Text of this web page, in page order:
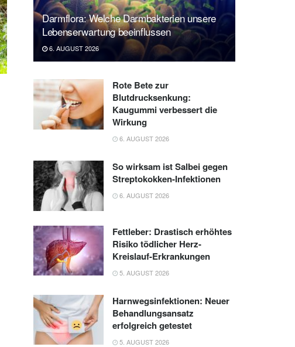
Darmflora: Welche Darmbakterien unsere
Lebenserwartung beeinflussen
6. AUGUST 2026
Rote Bete zur
Blutdrucksenkung:
Kaugummi verbessert die
Wirkung
6. AUGUST 2026
So wirksam ist Salbei gegen
Streptokokken-Infektionen
6. AUGUST 2026
Fettleber: Drastisch erhöhtes
Risiko tödlicher Herz-
Kreislauf-Erkrankungen
5. AUGUST 2026
Harnwegsinfektionen: Neuer
Behandlungsansatz
erfolgreich getestet
5. AUGUST 2026